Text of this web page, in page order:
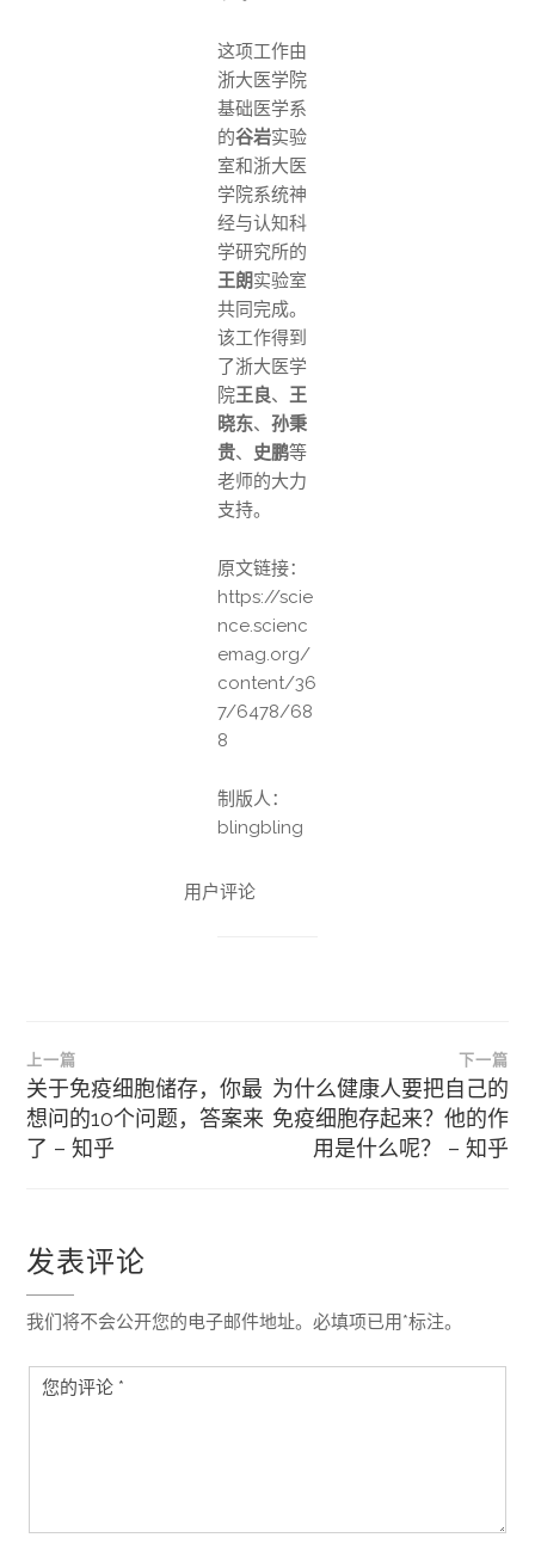
这项工作由
浙大医学院
基础医学系
的谷岩实验
室和浙大医
学院系统神
经与认知科
学研究所的
王朗实验室
共同完成。
该工作得到
了浙大医学
院王良、 王
晓东、孙秉
贵、 史鹏等
老师的大力
支持。
原文链接：
https://scie
nce.scienc
emag.org/
content/36
7/6478/68
8
制版人：
blingbling
用户评论
文
章
导
上一篇
关于免疫细胞储存，你最
想问的10个问题，答案来
了 – 知乎
下一篇
为什么健康人要把自己的
免疫细胞存起来？他的作
用是什么呢？ – 知乎
发表评论
我们将不会公开您的电子邮件地址。必填项已用*标注。